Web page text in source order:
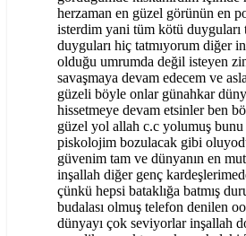
herzaman en güzel görünün en
isterdim yani tüm kötü duyguları
duyguları hiç tatmıyorum diğer
olduğu umrumda değil isteyen
savaşmaya devam edecem ve
güzeli böyle onlar günahkar
hissetmeye devam etsinler ben
güzel yol allah c.c yolumuş bunu
piskolojim bozulacak gibi
güvenim tam ve dünyanın en
inşallah diğer genç
çünkü hepsi bataklığa batmış
budalası olmuş telefon denilen
dünyayı çok seviyorlar inşallah